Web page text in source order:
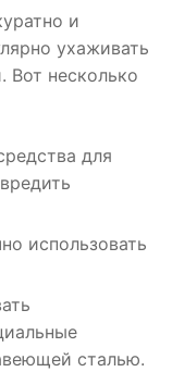
и
ухаживать
несколько
для
использовать
сталью.